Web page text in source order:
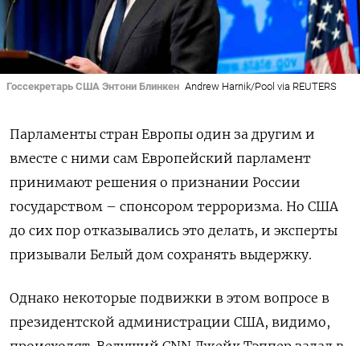
Госсекретарь США Энтони Блинкен Andrew Harnik/Pool via REUTERS
Парламенты стран Европы один за другим и
вместе с ними сам Европейский парламент
принимают решения о признании России
государством – спонсором терроризма. Но США
до сих пор отказывались это делать, и эксперты
призывали Белый дом сохранять выдержку.
Однако некоторые подвижки в этом вопросе в
президентской администрации США, видимо,